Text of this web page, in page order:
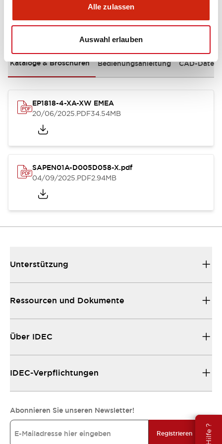
Alle zulassen
Auswahl erlauben
Dokumente und Dateien
Kataloge & Broschüren Bedienungsanleitung CAD-
EP1818-4-XA-XW EMEA
20/06/2025.PDF34.54MB
SAPEN01A-D005D058-X.pdf
04/09/2025.PDF2.94MB
Unterstützung
Ressourcen und Dokumente
Über IDEC
IDEC-Verpflichtungen
Abonnieren Sie unseren Newsletter!
Registrieren